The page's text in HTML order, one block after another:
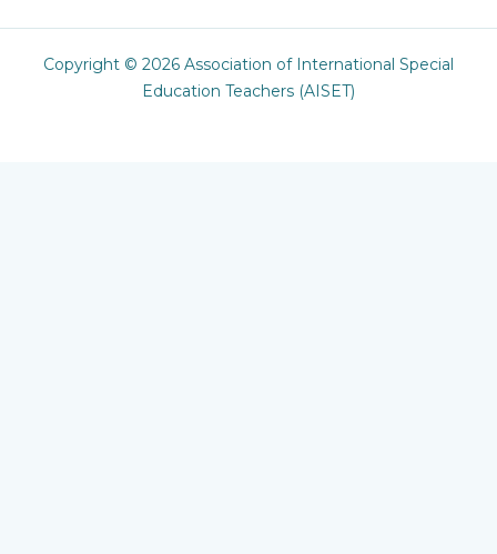
Copyright © 2026 Association of International Special
Education Teachers (AISET)